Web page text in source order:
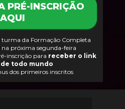
na próxima segunda-feira
inscrição para
receber o link
de todo mundo
dos primeiros inscritos
PRÉ-INSCRIÇÃO
AQUI